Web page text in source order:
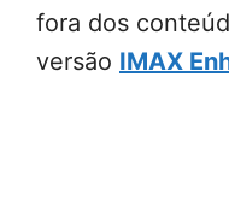
fora dos
versão IMAX